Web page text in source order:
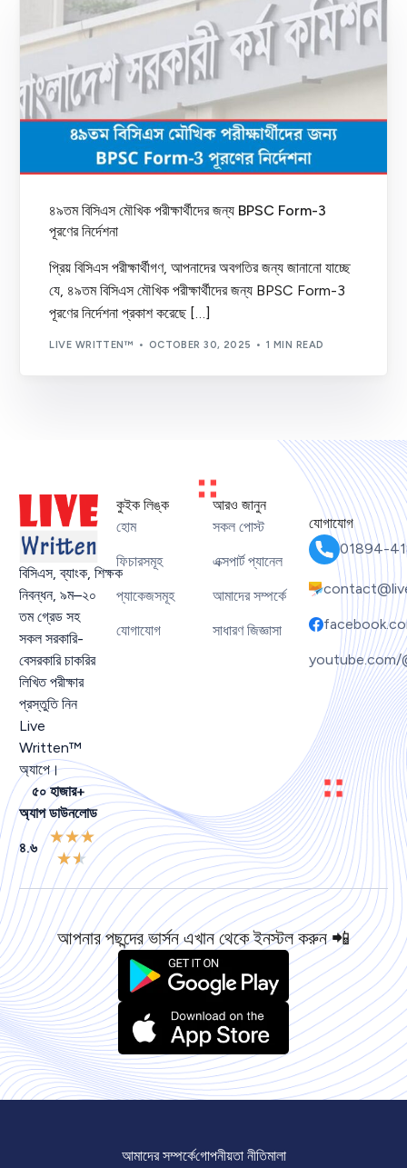
৪৯তম বিসিএস মৌখিক পরীক্ষার্থীদের জন্য BPSC Form-3
পূরণের নির্দেশনা
প্রিয় বিসিএস পরীক্ষার্থীগণ, আপনাদের অবগতির জন্য জানানো যাচ্ছে
যে, ৪৯তম বিসিএস মৌখিক পরীক্ষার্থীদের জন্য BPSC Form-3
পূরণের নির্দেশনা প্রকাশ করেছে […]
LIVE WRITTEN™ OCTOBER 30, 2025 1 MIN READ
বিসিএস,ব্যাংক ,শিক্ষক
নিবন্ধন,৯ম–২০
তম গ্রেড সহ
সকল সরকারি-
বেসরকারি চাকরির
লিখিত পরীক্ষার
প্রস্তুতি নিন
Live
Written™
অ্যাপে।
৫০ হাজার+
অ্যাপ ডাউনলোড
৪.৬
★★★
★★
কুইক লিঙ্ক
হোম
ফিচারসমূহ
প্যাকেজসমূহ
যোগাযোগ
আরও জানুন
সকল পোস্ট
এক্সপার্ট প্যানেল
আমাদের সম্পর্কে
সাধারণ জিজ্ঞাসা
যোগাযোগ
01894-
youtube.com/
আপনার পছন্দের ভার্সন এখান থেকে ইনস্টল করুন 📲
আমাদের সম্পর্কেগোপনীয়তা নীতিমালা